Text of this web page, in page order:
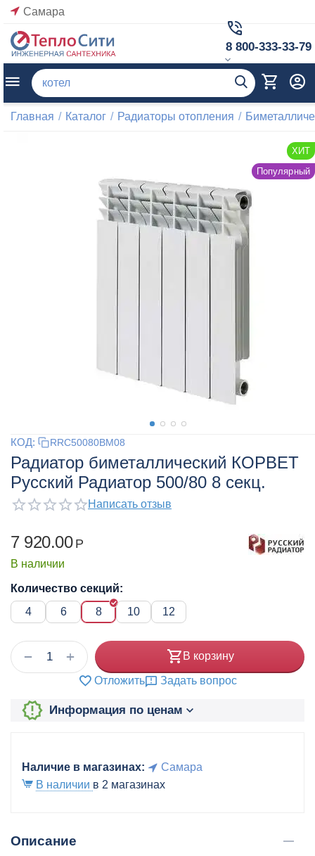
Самара
8 800-333-33-79
Главная / Каталог / Радиаторы отопления /
ХИТ
Популярный
КОД: RRC50080BM08
Радиатор биметаллический КОРВЕТ
Русский Радиатор 500/80 8 секц.
Написать отзыв
7 920.00 Р
В наличии
Количество секций:
4
6 8 10 12
+
− В корзину
Отложить Задать вопрос
Информация по ценам
Наличие в магазинах:
Самара
В наличии в 2 магазинах
Описание